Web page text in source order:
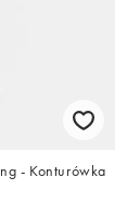
- Konturówka